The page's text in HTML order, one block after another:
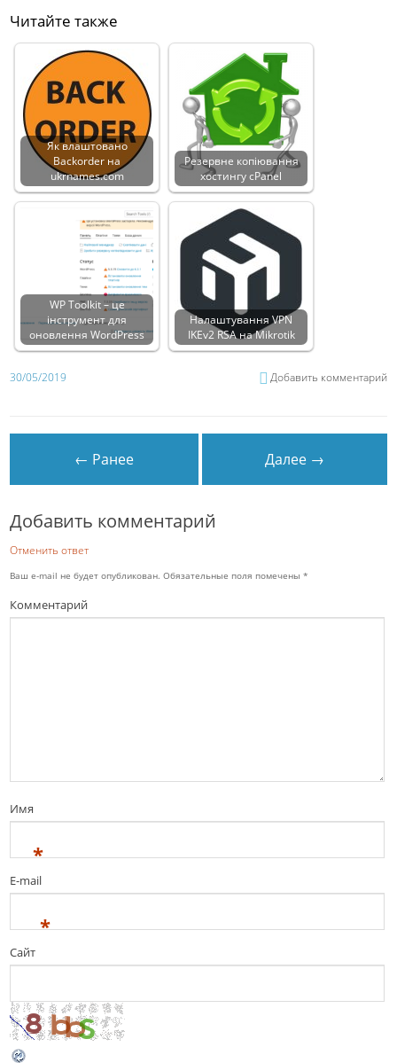
Читайте также
Як влаштовано
Backorder на
ukrnames.com
Резервне копіювання
хостингу cPanel
WP Toolkit – це
інструмент для
оновлення WordPress
Налаштування VPN
IKEv2 RSA на Mikrotik
30/05/2019 Добавить комментарий
← Ранее Далее →
Добавить комментарий
Отменить ответ
Ваш e-mail не будет опубликован. Обязательные поля помечены*
Комментарий
Имя
*
E-mail
*
Сайт